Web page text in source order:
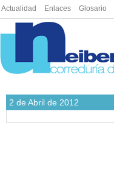
Actualidad Enlaces Glosario
2 de Abril de 2012